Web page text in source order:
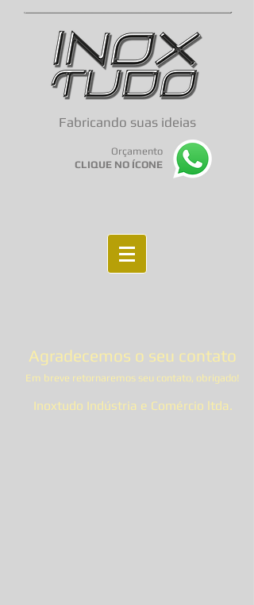
Fabricando suas ideias
Orçamento
CLIQUE NO ÍCONE
Agradecemos o seu contato
Em breve retornaremos seu contato, obrigado!
​Inoxtudo Indústria e Comércio ltda.